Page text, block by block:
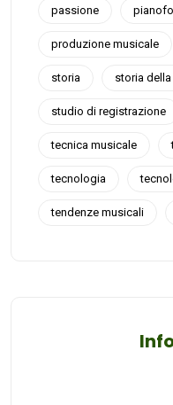
passione
produzione musicale
storia storia
studio di registrazione
tecnica musicale
tecnologia
tendenze musicali